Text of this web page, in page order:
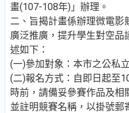
畫(107-108年)」辦理。
二、旨揭計畫係辦理微電
廣泛推廣，提升學生對空
述如下：
(一)參加對象：本市之公私
(二)報名方式：自即日起至
時前，請備妥參賽作品及相
並註明競賽名稱，以掛號